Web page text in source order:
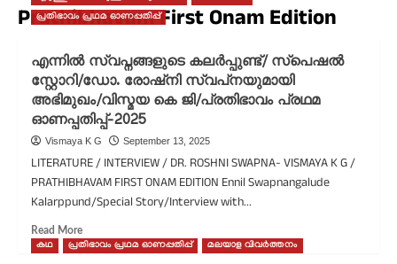
Prathibhavam First Onam Edition
പ്രതിഭാവം പ്രഥമ ഓണപ്പതിപ്പ്
എന്നിൽ സ്വപ്നങ്ങളുടെ കലർപ്പുണ്ട്/ സ്‌പെഷൽ
സ്റ്റോറി/ഡോ. രോഷ്നി സ്വപ്‌നയുമായി
അഭിമുഖം/വിസ്മയ കെ ജി/പ്രതിഭാവം പ്രഥമ
ഓണപ്പതിപ്പ്-2025
Vismaya K G September 13, 2025
LITERATURE / INTERVIEW / DR. ROSHNI SWAPNA- VISMAYA K G /
PRATHIBHAVAM FIRST ONAM EDITION Ennil Swapnangalude
Kalarppund/Special Story/Interview with...
Read MoreRead
more
കഥ പ്രതിഭാവം പ്രഥമ ഓണപ്പതിപ്പ് മലയാള വിവർത്തനം